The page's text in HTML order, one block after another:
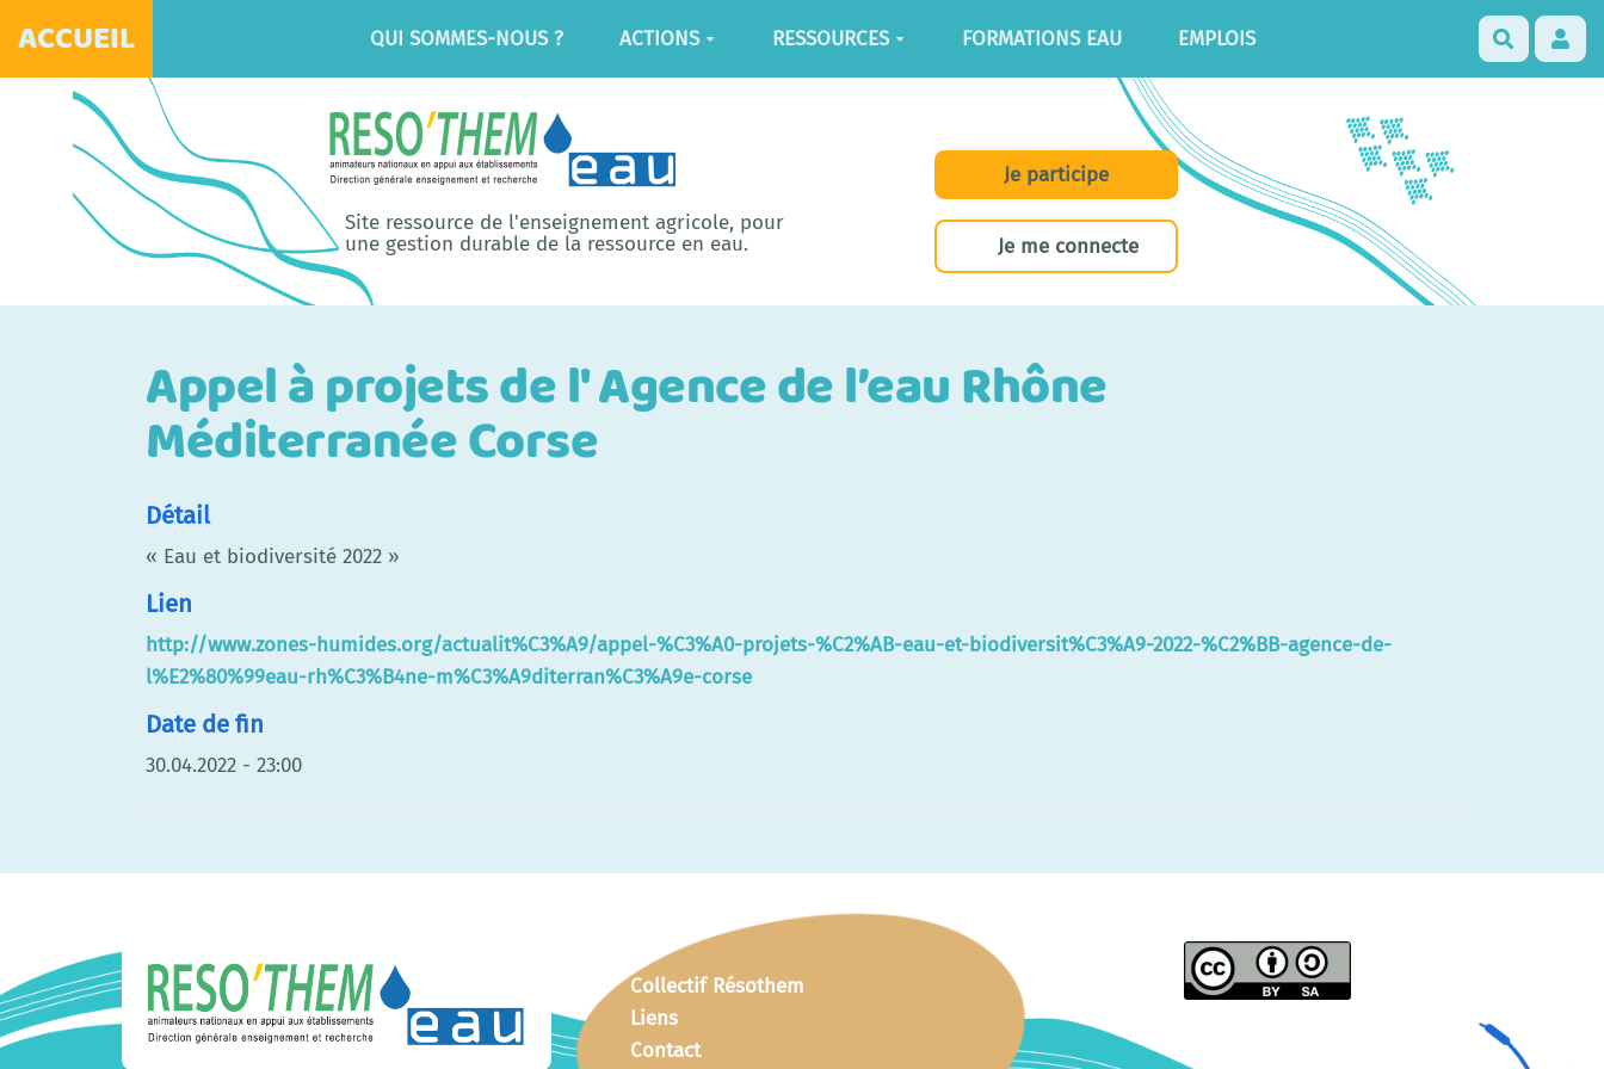
ACCUEIL QUI SOMMES-NOUS ? ACTIONS RESSOURCES FORMATIONS EAU EMPLOIS
Site ressource de l'enseignement agricole, pour
une gestion durable de la ressource en eau.
Je participe
Je me connecte
Appel à projets de l' Agence de l’eau Rhône
Méditerranée Corse
Détail
« Eau et biodiversité 2022 »
Lien
http://www.zones-humides.org/actualit%C3%A9/appel-%C3%A0-projets-%C2%AB-eau-et-biodiversit%C3%A9-2022-%C2%BB-agence-de-
l%E2%80%99eau-rh%C3%B4ne-m%C3%A9diterran%C3%A9e-corse
Date de fin
30.04.2022 - 23:00
Collectif Résothem
Liens
Contact